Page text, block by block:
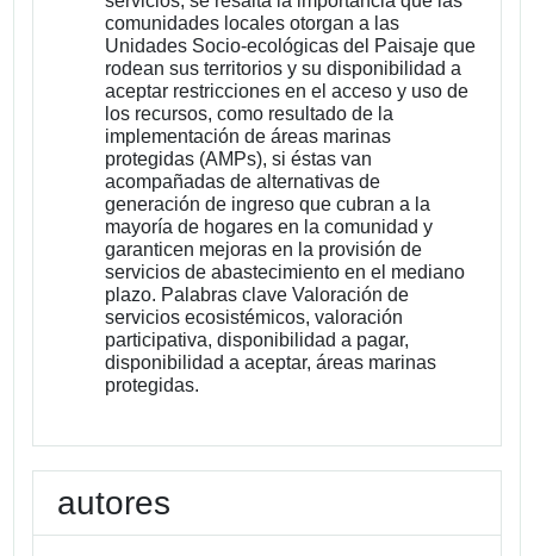
comunidades locales otorgan a las
Unidades Socio-ecológicas del Paisaje que
rodean sus territorios y su disponibilidad a
aceptar restricciones en el acceso y uso de
los recursos, como resultado de la
implementación de áreas marinas
protegidas (AMPs), si éstas van
acompañadas de alternativas de
generación de ingreso que cubran a la
mayoría de hogares en la comunidad y
garanticen mejoras en la provisión de
servicios de abastecimiento en el mediano
plazo. Palabras clave Valoración de
servicios ecosistémicos, valoración
participativa, disponibilidad a pagar,
disponibilidad a aceptar, áreas marinas
protegidas.
autores